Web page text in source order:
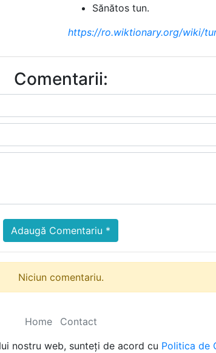
Sănătos tun.
https://ro.wiktionary.org/wiki/
Comentarii:
Adaugă Comentariu *
Niciun comentariu.
Home
Contact
nostru web, sunteți de acord cu Politica de